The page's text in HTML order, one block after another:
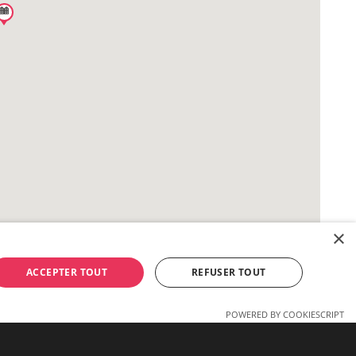
×
ACCEPTER TOUT REFUSER TOUT
POWERED BY COOKIESCRIPT